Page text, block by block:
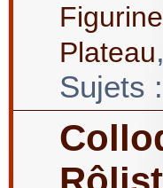
Plateau,
Sujets :